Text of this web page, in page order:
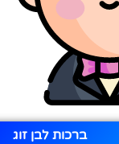
ברכות לבן זוג